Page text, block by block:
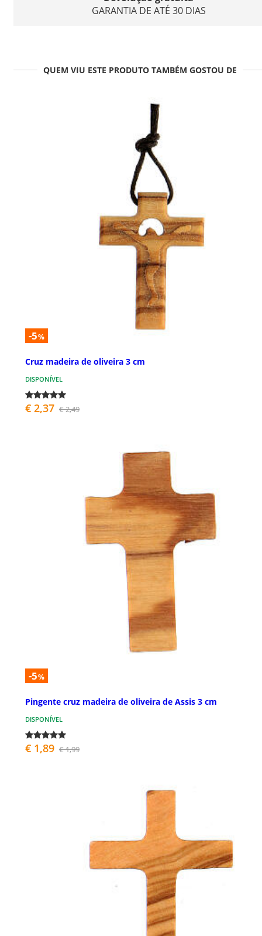
GARANTIA DE ATÉ 30 DIAS
QUEM VIU ESTE PRODUTO TAMBÉM GOSTOU DE
-5%
Cruz madeira de oliveira 3 cm
DISPONÍVEL
€ 2,37 € 2,49
-5%
Pingente cruz madeira de oliveira de Assis 3 cm
DISPONÍVEL
€ 1,89 € 1,99